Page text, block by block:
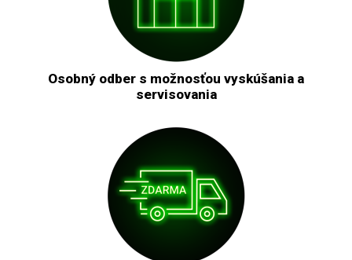
Osobný odber s možnosťou vyskúšania a
servisovania